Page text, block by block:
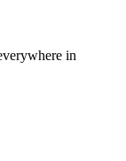
in